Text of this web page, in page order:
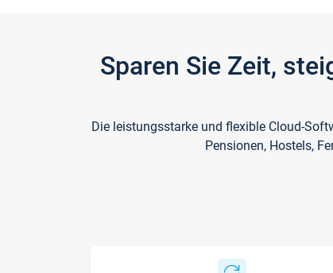
Sparen Sie Zeit,
Die leistungsstarke und flexible Cloud-
Pensionen, Hostels,